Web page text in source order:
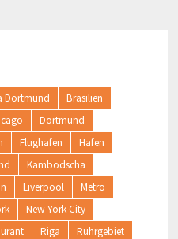
Dortmund
Brasilien
Dortmund
Flughafen
Hafen
Kambodscha
Liverpool
Metro
New York City
Riga
Ruhrgebiet